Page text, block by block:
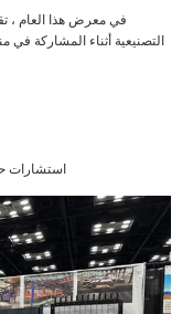
في معرض هذا العام ،
التصنيعية أثناء المشاركة
استشارات